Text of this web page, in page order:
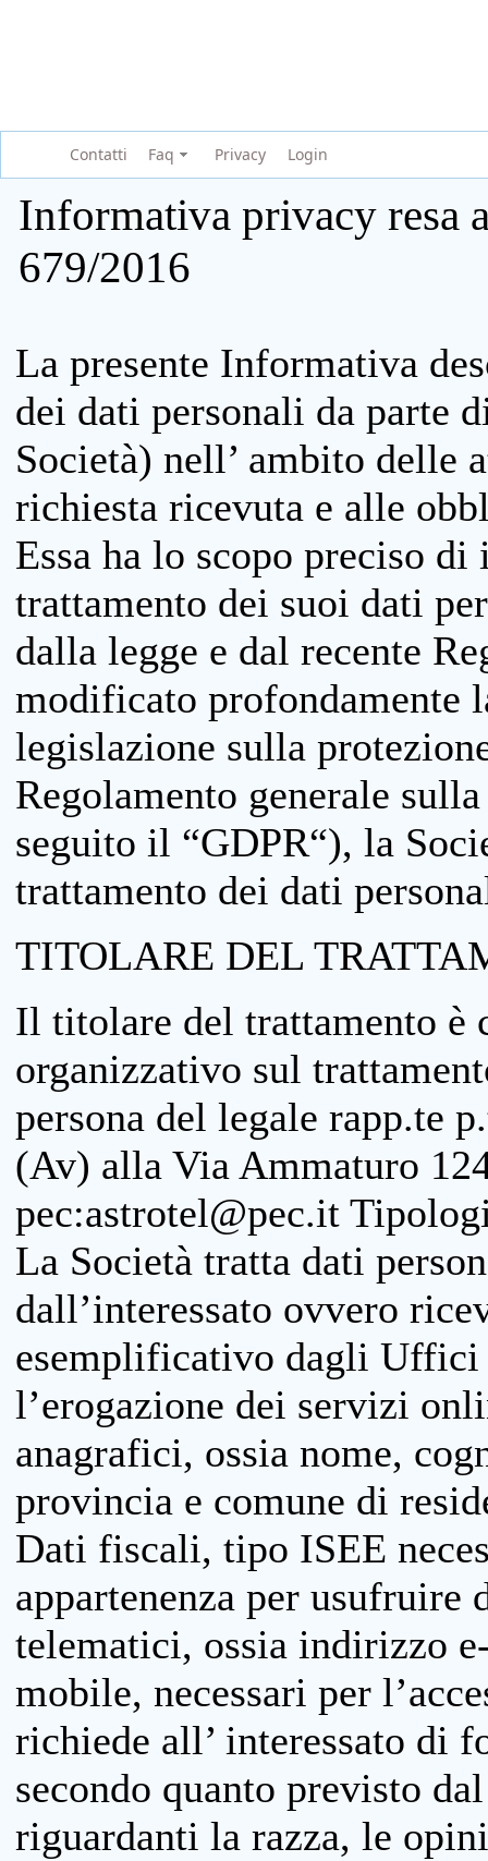
Contatti Faq Privacy Login
Informativa privacy resa
679/2016
La presente Informativa
dei dati personali da parte
Società) nell’ ambito delle
richiesta ricevuta e alle
Essa ha lo scopo preciso
trattamento dei suoi dati
dalla legge e dal recente
modificato profondamente
legislazione sulla
Regolamento generale
seguito il “GDPR“), la
trattamento dei dati
TITOLARE DEL
Il titolare del trattamento è
organizzativo sul
persona del legale rapp.te
(Av) alla Via Ammaturo
pec:astrotel@pec.it
La Società tratta dati
dall’interessato ovvero
esemplificativo dagli
l’erogazione dei servizi
anagrafici, ossia nome,
provincia e comune di
Dati fiscali, tipo ISEE
appartenenza per
telematici, ossia indirizzo
mobile, necessari per
richiede all’ interessato di
secondo quanto previsto
riguardanti la razza, le